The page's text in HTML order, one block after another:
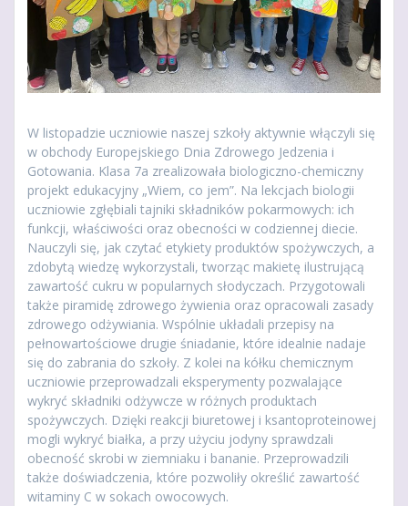
W listopadzie uczniowie naszej szkoły aktywnie włączyli się
w obchody Europejskiego Dnia Zdrowego Jedzenia i
Gotowania. Klasa 7a zrealizowała biologiczno-chemiczny
projekt edukacyjny „Wiem, co jem”. Na lekcjach biologii
uczniowie zgłębiali tajniki składników pokarmowych: ich
funkcji, właściwości oraz obecności w codziennej diecie.
Nauczyli się, jak czytać etykiety produktów spożywczych, a
zdobytą wiedzę wykorzystali, tworząc makietę ilustrującą
zawartość cukru w popularnych słodyczach. Przygotowali
także piramidę zdrowego żywienia oraz opracowali zasady
zdrowego odżywiania. Wspólnie układali przepisy na
pełnowartościowe drugie śniadanie, które idealnie nadaje
się do zabrania do szkoły. Z kolei na kółku chemicznym
uczniowie przeprowadzali eksperymenty pozwalające
wykryć składniki odżywcze w różnych produktach
spożywczych. Dzięki reakcji biuretowej i ksantoproteinowej
mogli wykryć białka, a przy użyciu jodyny sprawdzali
obecność skrobi w ziemniaku i bananie. Przeprowadzili
także doświadczenia, które pozwoliły określić zawartość
witaminy C w sokach owocowych.